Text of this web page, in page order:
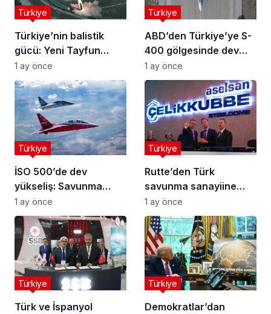
Türkiye’nin balistik
gücü: Yeni Tayfun
teslimatı yapıldı
Türkiye
1 ay önce
ABD’den Türkiye’ye S-
400 gölgesinde dev
motor satışı
Türkiye
1 ay önce
İSO 500’de dev
yükseliş: Savunma
sanayisi uçuşa geçti
Türkiye
1 ay önce
Rutte’den Türk
savunma sanayiine
övgü: Büyük fırsat
kapıda
Türkiye
1 ay önce
Türk ve İspanyol
Türkiye
Demokratlar’dan
Türkiye